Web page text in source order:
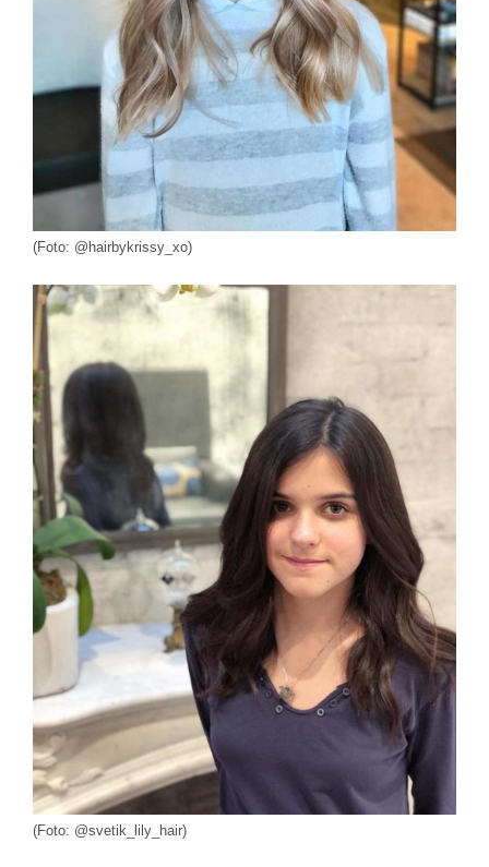
(Foto: @hairbykrissy_xo)
(Foto: @svetik_lily_hair)